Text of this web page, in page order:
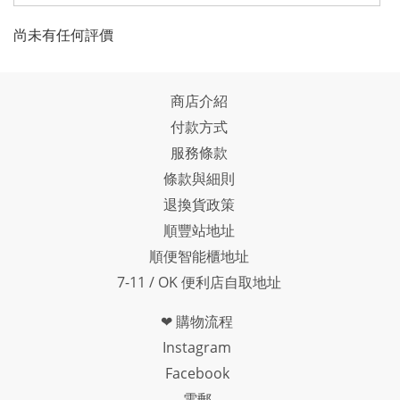
尚未有任何評價
商店介紹
付款方式
服務條款
條款與細則
退換貨政策
順豐站地址
順便智能櫃地址
7-11 / OK 便利店自取地址
❤ 購物流程
Instagram
Facebook